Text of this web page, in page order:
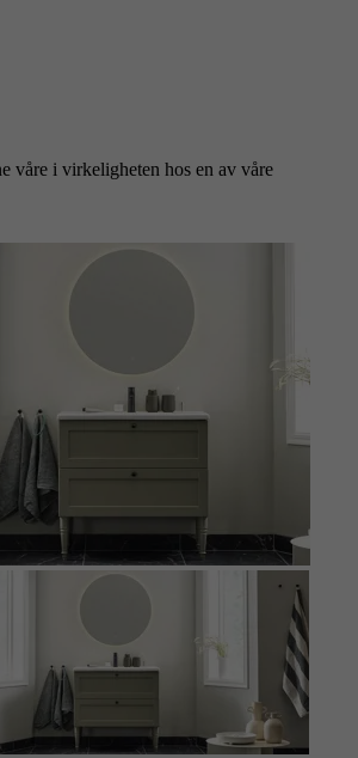
våre i virkeligheten hos en av våre